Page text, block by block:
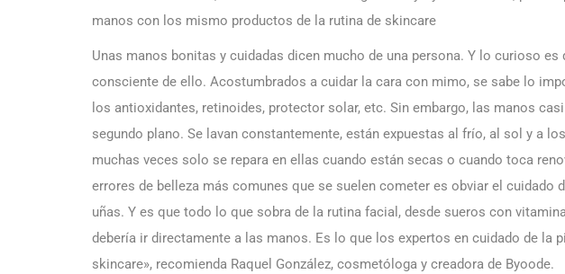
manos con los mismo productos de la rutina de skincare
Unas manos bonitas y cuidadas dicen mucho de una persona. Y lo curioso es
consciente de ello. Acostumbrados a cuidar la cara con mimo, se sabe lo
los antioxidantes, retinoides, protector solar, etc. Sin embargo, las manos
segundo plano. Se lavan constantemente, están expuestas al frío, al sol y a
muchas veces solo se repara en ellas cuando están secas o cuando toca
errores de belleza más comunes que se suelen cometer es obviar el cuidado
uñas. Y es que todo lo que sobra de la rutina facial, desde sueros con
debería ir directamente a las manos. Es lo que los expertos en cuidado de la
skincare», recomienda Raquel González, cosmetóloga y creadora de Byoode.